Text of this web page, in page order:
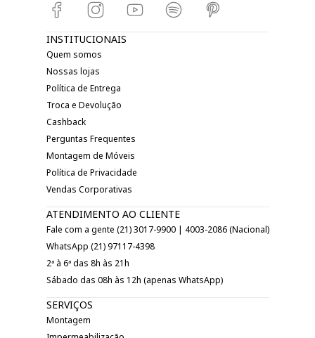
INSTITUCIONAIS
Quem somos
Nossas lojas
Política de Entrega
Troca e Devolução
Cashback
Perguntas Frequentes
Montagem de Móveis
Política de Privacidade
Vendas Corporativas
ATENDIMENTO AO CLIENTE
Fale com a gente (21) 3017-9900 | 4003-2086 (Nacional)
WhatsApp (21) 97117-4398
2ª à 6ª das 8h às 21h
Sábado das 08h às 12h (apenas WhatsApp)
SERVIÇOS
Montagem